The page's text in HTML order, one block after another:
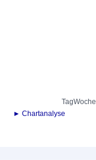
TagWoche
► Chartanalyse